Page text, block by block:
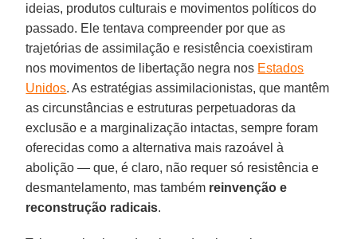
ideias, produtos culturais e movimentos políticos do
passado. Ele tentava compreender por que as
trajetórias de assimilação e resistência coexistiram
nos movimentos de libertação negra nos Estados
Unidos. As estratégias assimilacionistas, que mantêm
as circunstâncias e estruturas perpetuadoras da
exclusão e a marginalização intactas, sempre foram
oferecidas como a alternativa mais razoável à
abolição — que, é claro, não requer só resistência e
desmantelamento, mas também reinvenção e
reconstrução radicais.